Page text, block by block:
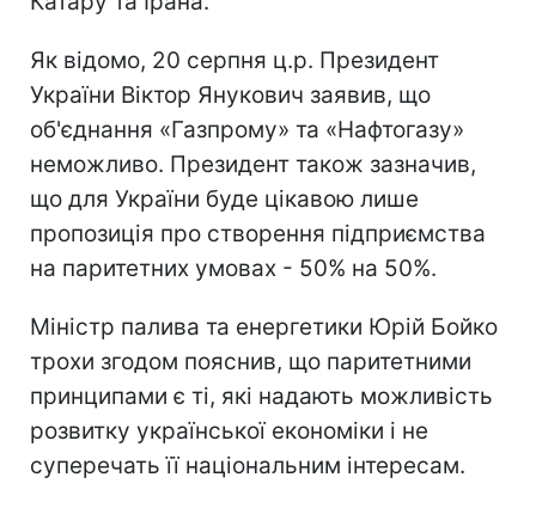
Як відомо, 20 серпня ц.р. Президент
України Віктор Янукович заявив, що
об'єднання «Газпрому» та «Нафтогазу»
неможливо. Президент також зазначив,
що для України буде цікавою лише
пропозиція про створення підприємства
на паритетних умовах - 50% на 50%.
Міністр палива та енергетики Юрій Бойко
трохи згодом пояснив, що паритетними
принципами є ті, які надають можливість
розвитку української економіки і не
суперечать її національним інтересам.